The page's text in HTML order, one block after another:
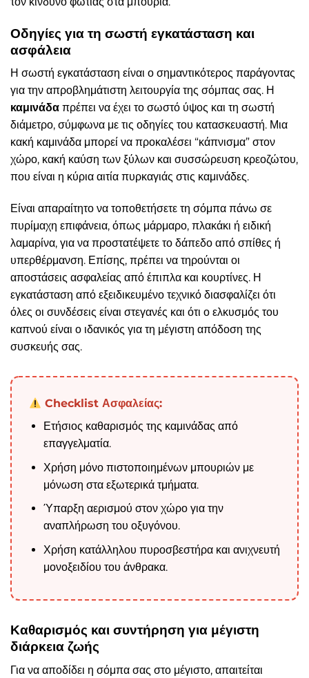
Οδηγίες για τη σωστή εγκατάσταση και
ασφάλεια
Η σωστή εγκατάσταση είναι ο σημαντικότερος παράγοντας
για την απροβλημάτιστη λειτουργία της σόμπας σας. Η
καμινάδα πρέπει να έχει το σωστό ύψος και τη σωστή
διάμετρο, σύμφωνα με τις οδηγίες του κατασκευαστή. Μια
κακή καμινάδα μπορεί να προκαλέσει “κάπνισμα” στον
χώρο, κακή καύση των ξύλων και συσσώρευση κρεοζώτου,
που είναι η κύρια αιτία πυρκαγιάς στις καμινάδες.
Είναι απαραίτητο να τοποθετήσετε τη σόμπα πάνω σε
πυρίμαχη επιφάνεια, όπως μάρμαρο, πλακάκι ή ειδική
λαμαρίνα, για να προστατέψετε το δάπεδο από σπίθες ή
υπερθέρμανση. Επίσης, πρέπει να τηρούνται οι
αποστάσεις ασφαλείας από έπιπλα και κουρτίνες. Η
εγκατάσταση από εξειδικευμένο τεχνικό διασφαλίζει ότι
όλες οι συνδέσεις είναι στεγανές και ότι ο ελκυσμός του
καπνού είναι ο ιδανικός για τη μέγιστη απόδοση της
συσκευής σας.
Checklist Ασφαλείας:
Ετήσιος καθαρισμός της καμινάδας από
επαγγελματία.
Χρήση μόνο πιστοποιημένων μπουριών με
μόνωση στα εξωτερικά τμήματα.
Ύπαρξη αερισμού στον χώρο για την
αναπλήρωση του οξυγόνου.
Χρήση κατάλληλου πυροσβεστήρα και ανιχνευτή
μονοξειδίου του άνθρακα.
Καθαρισμός και συντήρηση για μέγιστη
διάρκεια ζωής
Για να αποδίδει η σόμπα σας στο μέγιστο, απαιτείται